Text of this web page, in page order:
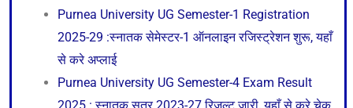
Purnea University UG Semester-1 Registration
2025-29 :स्नातक सेमेस्टर-1 ऑनलाइन रजिस्ट्रेशन शुरू, यहाँ
से करे अप्लाई
Purnea University UG Semester-4 Exam Result